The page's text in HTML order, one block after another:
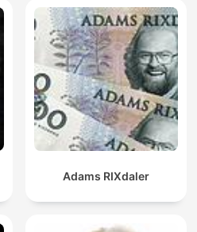
Adams RIXdaler